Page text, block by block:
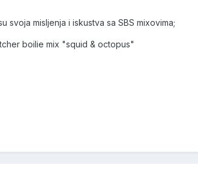
svoja misljenja i iskustva sa SBS mixovima;
boilie mix "squid & octopus"